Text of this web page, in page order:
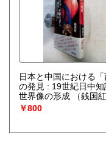
日本と中国における「
の発見 : 19世紀日中
世界像の形成
（銭国
￥800